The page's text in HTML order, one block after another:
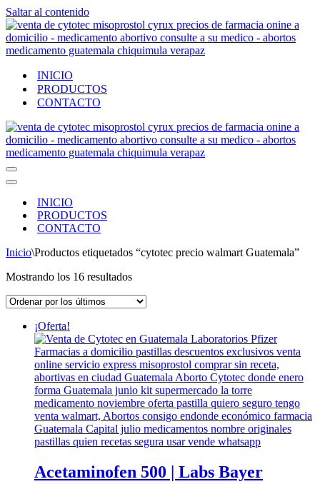
Saltar al contenido
INICIO
PRODUCTOS
CONTACTO
Menú
de
Menú
navegación
INICIO
PRODUCTOS
CONTACTO
Inicio\Productos etiquetados “cytotec precio walmart Guatemala”
Mostrando los 16 resultadosOrdenado
los
¡Oferta!
Acetaminofen 500 | Labs Bayer